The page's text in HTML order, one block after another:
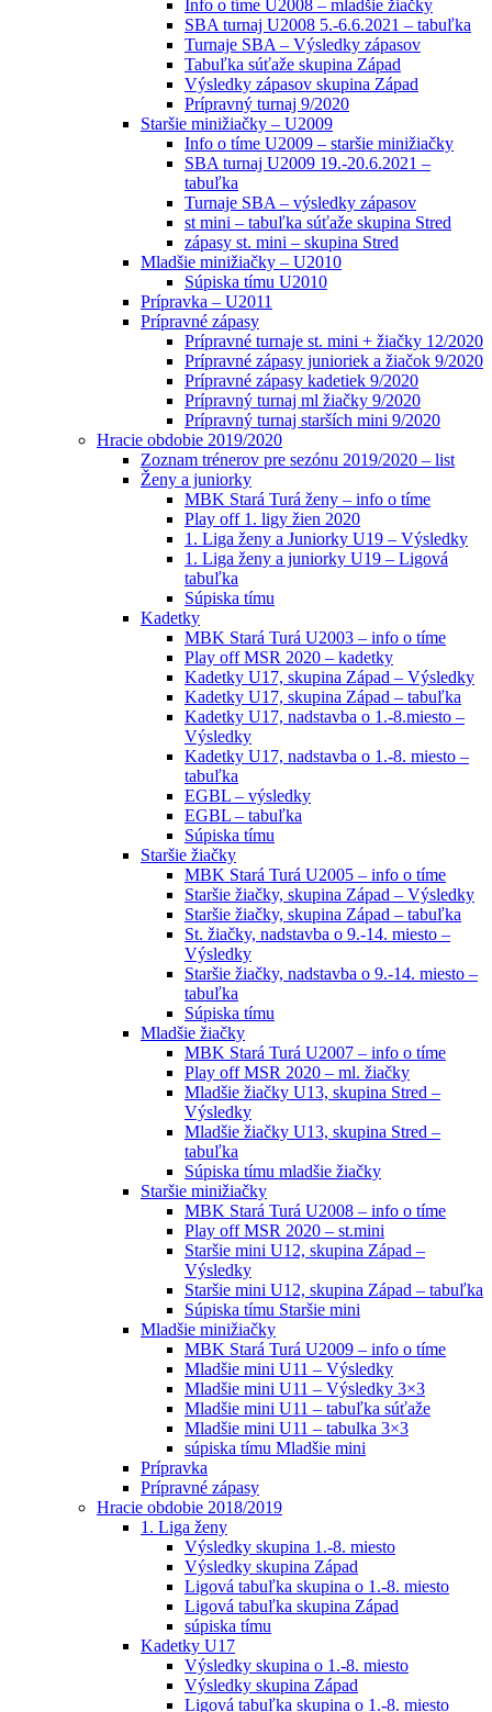
Info o tíme U2008 – mladšie žiačky
SBA turnaj U2008 5.-6.6.2021 – tabuľka
Turnaje SBA – Výsledky zápasov
Tabuľka súťaže skupina Západ
Výsledky zápasov skupina Západ
Prípravný turnaj 9/2020
Staršie minižiačky – U2009
Info o tíme U2009 – staršie minižiačky
SBA turnaj U2009 19.-20.6.2021 –
tabuľka
Turnaje SBA – výsledky zápasov
st mini – tabuľka súťaže skupina Stred
zápasy st. mini – skupina Stred
Mladšie minižiačky – U2010
Súpiska tímu U2010
Prípravka – U2011
Prípravné zápasy
Prípravné turnaje st. mini + žiačky 12/2020
Prípravné zápasy junioriek a žiačok 9/2020
Prípravné zápasy kadetiek 9/2020
Prípravný turnaj ml žiačky 9/2020
Prípravný turnaj starších mini 9/2020
Hracie obdobie 2019/2020
Zoznam trénerov pre sezónu 2019/2020 – list
Ženy a juniorky
MBK Stará Turá ženy – info o tíme
Play off 1. ligy žien 2020
1. Liga ženy a Juniorky U19 – Výsledky
1. Liga ženy a juniorky U19 – Ligová
tabuľka
Súpiska tímu
Kadetky
MBK Stará Turá U2003 – info o tíme
Play off MSR 2020 – kadetky
Kadetky U17, skupina Západ – Výsledky
Kadetky U17, skupina Západ – tabuľka
Kadetky U17, nadstavba o 1.-8.miesto –
Výsledky
Kadetky U17, nadstavba o 1.-8. miesto –
tabuľka
EGBL – výsledky
EGBL – tabuľka
Súpiska tímu
Staršie žiačky
MBK Stará Turá U2005 – info o tíme
Staršie žiačky, skupina Západ – Výsledky
Staršie žiačky, skupina Západ – tabuľka
St. žiačky, nadstavba o 9.-14. miesto –
Výsledky
Staršie žiačky, nadstavba o 9.-14. miesto –
tabuľka
Súpiska tímu
Mladšie žiačky
MBK Stará Turá U2007 – info o tíme
Play off MSR 2020 – ml. žiačky
Mladšie žiačky U13, skupina Stred –
Výsledky
Mladšie žiačky U13, skupina Stred –
tabuľka
Súpiska tímu mladšie žiačky
Staršie minižiačky
MBK Stará Turá U2008 – info o tíme
Play off MSR 2020 – st.mini
Staršie mini U12, skupina Západ –
Výsledky
Staršie mini U12, skupina Západ – tabuľka
Súpiska tímu Staršie mini
Mladšie minižiačky
MBK Stará Turá U2009 – info o tíme
Mladšie mini U11 – Výsledky
Mladšie mini U11 – Výsledky 3×3
Mladšie mini U11 – tabuľka súťaže
Mladšie mini U11 – tabulka 3×3
súpiska tímu Mladšie mini
Prípravka
Prípravné zápasy
Hracie obdobie 2018/2019
1. Liga ženy
Výsledky skupina 1.-8. miesto
Výsledky skupina Západ
Ligová tabuľka skupina o 1.-8. miesto
Ligová tabuľka skupina Západ
súpiska tímu
Kadetky U17
Výsledky skupina o 1.-8. miesto
Výsledky skupina Západ
Ligová tabuľka skupina o 1.-8. miesto